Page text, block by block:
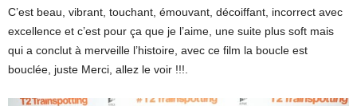
C’est beau, vibrant, touchant, émouvant, décoiffant, incorrect avec
excellence et c’est pour ça que je l’aime, une suite plus soft mais
qui a conclut à merveille l’histoire, avec ce film la boucle est
bouclée, juste Merci, allez le voir !!!.